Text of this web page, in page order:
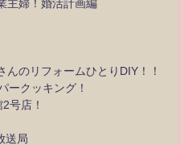
主婦！婚活計画編
んのリフォームひとりDIY！！
ークッキング！
号店！
送局